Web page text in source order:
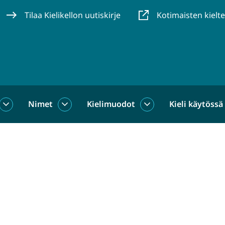
Tilaa Kielikellon uutiskirje Kotimaisten
Sanat
Nimet
NimetKielimuodot
KielimuodotKieli käytössä